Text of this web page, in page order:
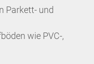
Parkett- und
wie PVC-,